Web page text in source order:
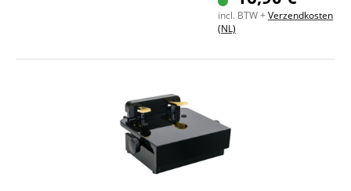
incl. BTW +Verzendkosten
(NL)